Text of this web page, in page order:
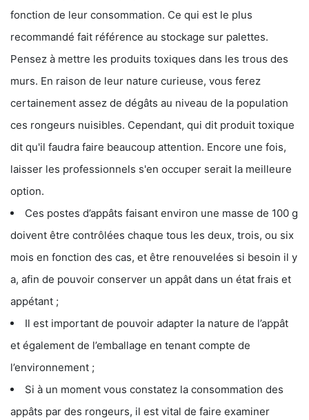
fonction de leur consommation. Ce qui est le plus
recommandé fait référence au stockage sur palettes.
Pensez à mettre les produits toxiques dans les trous des
murs. En raison de leur nature curieuse, vous ferez
certainement assez de dégâts au niveau de la population
ces rongeurs nuisibles. Cependant, qui dit produit toxique
dit qu'il faudra faire beaucoup attention. Encore une fois,
laisser les professionnels s'en occuper serait la meilleure
option.
Ces postes d’appâts faisant environ une masse de 100 g
doivent être contrôlées chaque tous les deux, trois, ou six
mois en fonction des cas, et être renouvelées si besoin il y
a, afin de pouvoir conserver un appât dans un état frais et
appétant ;
Il est important de pouvoir adapter la nature de l’appât
et également de l’emballage en tenant compte de
l’environnement ;
Si à un moment vous constatez la consommation des
appâts par des rongeurs, il est vital de faire examiner